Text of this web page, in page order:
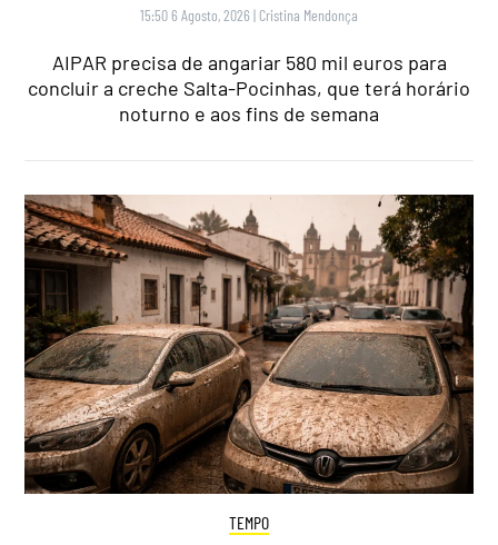
15:50 6 Agosto, 2026 | Cristina Mendonça
AIPAR precisa de angariar 580 mil euros para
concluir a creche Salta-Pocinhas, que terá horário
noturno e aos fins de semana
TEMPO